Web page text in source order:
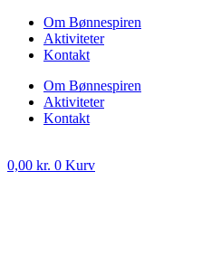
Om Bønnespiren
Aktiviteter
Kontakt
Om Bønnespiren
Aktiviteter
Kontakt
0,00 kr. 0 Kurv